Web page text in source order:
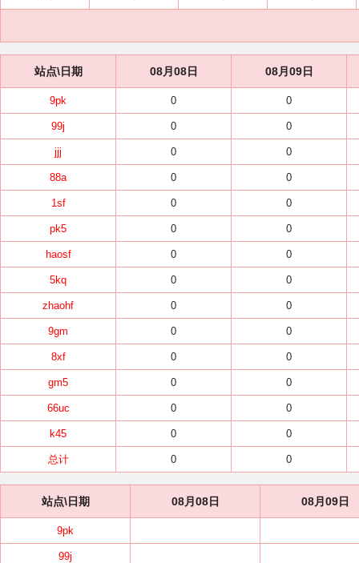
站点\日期 08月08日 08月09日
9pk 0 0
99j 0 0
jjj 0 0
88a 0 0
1sf 0 0
pk5 0 0
haosf 0 0
5kq 0 0
zhaohf 0 0
9gm 0 0
8xf 0 0
gm5 0 0
66uc 0 0
k45 0 0
总计 0 0
站点\日期 08月08日 08月09日
9pk
99j